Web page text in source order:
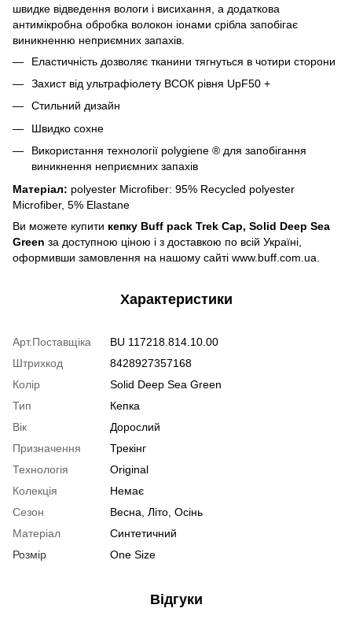
швидке відведення вологи і висихання, а додаткова
антимікробна обробка волокон іонами срібла запобігає
виникненню неприємних запахів.
Еластичність дозволяє тканини тягнуться в чотири сторони
Захист від ультрафіолету ВСОК рівня UpF50 +
Стильний дизайн
Швидко сохне
Використання технології polygiene ® для запобігання
виникнення неприємних запахів
Матеріал: polyester Microfiber: 95% Recycled polyester
Microfiber, 5% Elastane
Ви можете купити кепку Buff pack Trek Cap, Solid Deep Sea
Green за доступною ціною і з доставкою по всій Україні,
оформивши замовлення на нашому сайті www.buff.com.ua.
Характеристики
Арт.Поставщіка
BU 117218.814.10.00
Штрихкод
8428927357168
Колір
Solid Deep Sea Green
Тип
Кепка
Вік
Дорослий
Призначення
Трекінг
Технологія
Original
Колекція
Немає
Сезон
Весна, Літо, Осінь
Матеріал
Синтетичний
Розмір
One Size
Відгуки